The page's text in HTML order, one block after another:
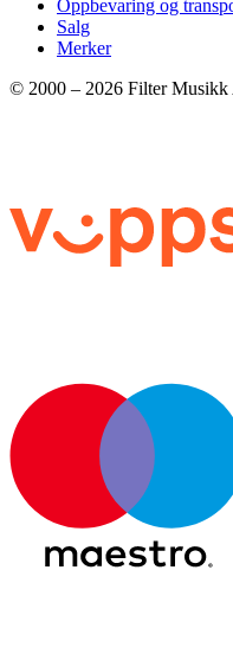
Oppbevaring og
Salg
Merker
© 2000 – 2026 Filter Musikk